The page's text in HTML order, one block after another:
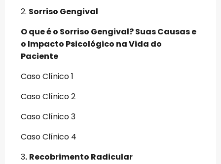
2. Sorriso Gengival
O que é o Sorriso Gengival? Suas Causas e
o Impacto Psicológico na Vida do
Paciente
Caso Clínico 1
Caso Clínico 2
Caso Clínico 3
Caso Clínico 4
3. Recobrimento Radicular